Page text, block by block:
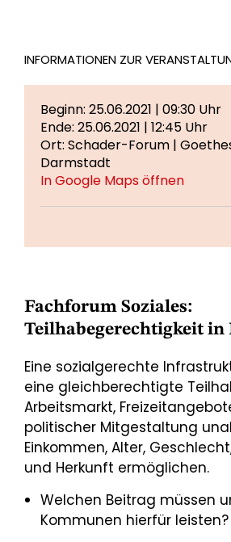
INFORMATIONEN ZUR
Beginn: 25.06.2021 | 09:30 Uhr
Ende: 25.06.2021 | 12:45 Uhr
Ort: Schader-Forum |
Darmstadt
In Google Maps öffnen
Fachforum Soziales:
Teilhabegerechtigkeit in
Eine sozialgerechte
eine gleichberechtigte
Arbeits­markt,
politischer Mitge­staltung
Einkommen, Alter,
und Herkunft ermöglichen.
Welchen Beitrag müssen
Kommu­nen hierfür leisten?